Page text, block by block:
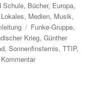
Schule, Bücher, Europa,
Lokales, Medien, Musik,
Schlagwörter
Funke-Gruppe,
Krieg,Günther
,Sonnenfinsternis,TTIP,
zu